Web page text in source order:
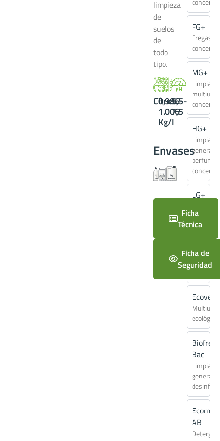
FG+
MG+
HG+
general
LG+
ecológico
Biofresh
Bac
general
Ecomat
AB
limpieza
de
suelos
de
todo
tipo.
Cítrico
0,986-
1.006
Kg/l
5,5-
7,5
Envases
Ficha
Técnica
Ficha de
Seguridad